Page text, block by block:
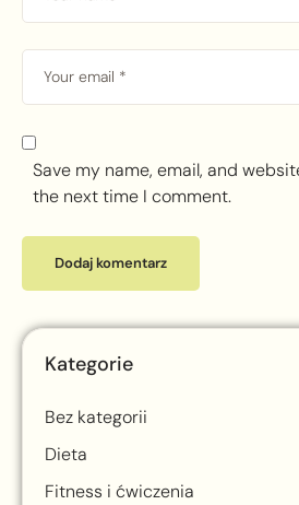
Save my name, email, and
the next time I comment.
Kategorie
Bez kategorii
Dieta
Fitness i ćwiczenia